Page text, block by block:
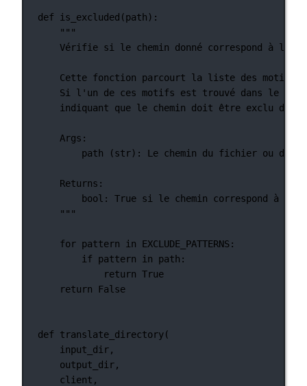
def is_excluded (path):
"""
Vérifie si le chemin donné correspond à
Cette fonction parcourt la liste des motifs
Si l'un de ces motifs est trouvé dans le
indiquant que le chemin doit être exclu du
Args:
path (str): Le chemin du fichier ou du
Returns:
bool: True si le chemin correspond à
"""
for pattern in EXCLUDE_PATTERNS:
if pattern in path:
return True
return
False
def translate_directory(
input_dir,
output_dir,
client,